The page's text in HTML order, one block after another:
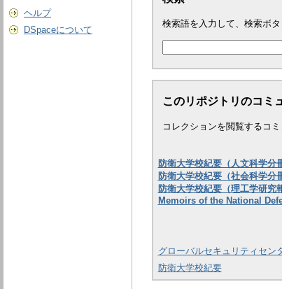
ヘルプ
DSpaceについて
検索語を入力して、検索ボ
このリポジトリのコミ
コレクションを閲覧するコ
防衛大学校紀要（人文科学分冊
防衛大学校紀要（社会科学分冊
防衛大学校紀要（理工学研究
Memoirs of the National
グローバルセキュリティセ
防衛大学校紀要